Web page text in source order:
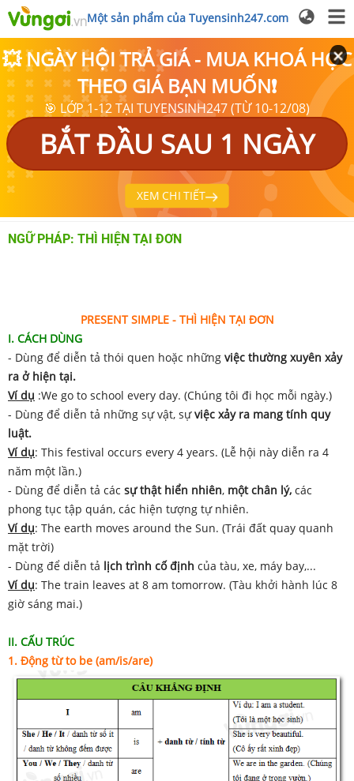
Một sản phẩm của Tuyensinh247.com
💥 NGÀY HỘI TRẢ GIÁ - MUA KHOÁ HỌC
THEO GIÁ BẠN MUỐN❗
🎯 LỚP 1-12 TẠI TUYENSINH247 (TỪ 10-12/08)
BẮT ĐẦU SAU 1 NGÀY
XEM CHI TIẾT
NGỮ PHÁP: THÌ HIỆN TẠI ĐƠN
PRESENT SIMPLE - THÌ HIỆN TẠI ĐƠN
I. CÁCH DÙNG
- Dùng để diễn tả thói quen hoặc những việc thường xuyên xảy
ra ở hiện tại.
Ví dụ :We go to school every day. (Chúng tôi đi học mỗi ngày.)
- Dùng để diễn tả những sự vật, sựviệc xảy ra mang tính quy
luật.
Ví dụ: This festival occurs every 4 years. (Lễ hội này diễn ra 4
năm một lần.)
- Dùng để diễn tả các sự thật hiển nhiên, một chân lý, các
phong tục tập quán, các hiện tượng tự nhiên.
Ví dụ: The earth moves around the Sun. (Trái đất quay quanh
mặt trời)
- Dùng để diễn tả lịch trình cố định của tàu, xe, máy bay,...
Ví dụ: The train leaves at 8 am tomorrow. (Tàu khởi hành lúc 8
giờ sáng mai.)
II. CẤU TRÚC
1. Động từ to be (am/is/are)